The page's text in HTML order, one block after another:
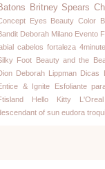
Britney Spears
Eyes Beauty Color
Deborah Milano Evento
cabelos fortaleza 4minute
Foot Beauty and the
Deborah Lippman Dicas
& Ignite
Esfoliante
Hello Kitty L'Oreal
of sun eudora